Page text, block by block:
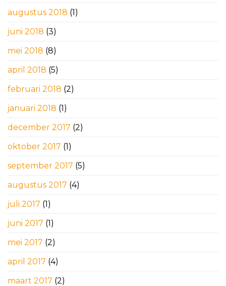
augustus 2018 (1)
juni 2018 (3)
mei 2018 (8)
april 2018 (5)
februari 2018 (2)
januari 2018 (1)
december 2017 (2)
oktober 2017 (1)
september 2017 (5)
augustus 2017 (4)
juli 2017 (1)
juni 2017 (1)
mei 2017 (2)
april 2017 (4)
maart 2017 (2)